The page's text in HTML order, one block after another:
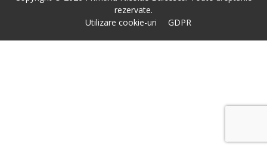
rezervate.
Utilizare cookie-uri
GDPR